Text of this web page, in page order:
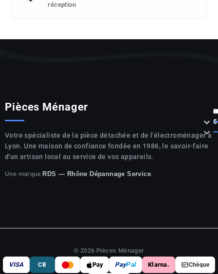
réception
Pièces Ménager
Votre spécialiste de la pièce détachée et de l'électroménager à
Lyon. Une maison de confiance fondée en 1986, le savoir-faire
d'un artisan local au service de vos appareils.
Une marque RDS — Rhône Dépannage Service.




© 2026 Pièces Ménager
VISA
CB Pay PayPal Klarna. Chèque